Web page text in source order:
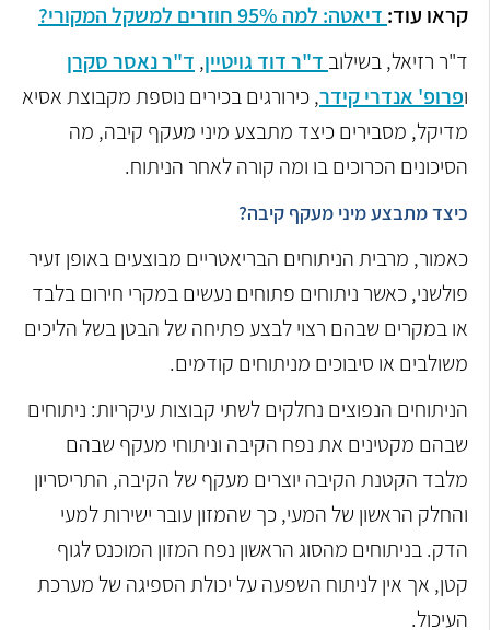
קראו עוד: דיאטה: למה 95% חוזרים למשקל המקורי?
ד"ר רזיאל, בשילוב ד"ר דוד גויטיין, ד"ר נאסר סקרן
ופרופ' אנדרי קידר, כירורגים בכירים נוספת מקבוצת אסיא
מדיקל, מסבירים כיצד מתבצע מיני מעקף קיבה, מה
הסיכונים הכרוכים בו ומה קורה לאחר הניתוח.
כיצד מתבצע מיני מעקף קיבה?
כאמור, מרבית הניתוחים הבריאטריים מבוצעים באופן זעיר
פולשני, כאשר ניתוחים פתוחים נעשים במקרי חירום בלבד
או במקרים שבהם רצוי לבצע פתיחה של הבטן בשל הליכים
משולבים או סיבוכים מניתוחים קודמים.
הניתוחים הנפוצים נחלקים לשתי קבוצות עיקריות: ניתוחים
שבהם מקטינים את נפח הקיבה וניתוחי מעקף שבהם
מלבד הקטנת הקיבה יוצרים מעקף של הקיבה, התריסריון
והחלק הראשון של המעי, כך שהמזון עובר ישירות למעי
הדק. בניתוחים מהסוג הראשון נפח המזון המוכנס לגוף
קטן, אך אין לניתוח השפעה על יכולת הספיגה של מערכת
העיכול.